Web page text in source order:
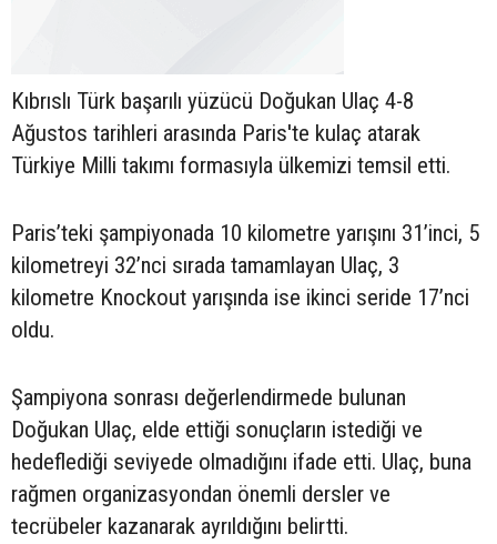
Kıbrıslı Türk başarılı yüzücü Doğukan Ulaç 4-8
Ağustos tarihleri arasında Paris'te kulaç atarak
Türkiye Milli takımı formasıyla ülkemizi temsil etti.
Paris’teki şampiyonada 10 kilometre yarışını 31’inci, 5
kilometreyi 32’nci sırada tamamlayan Ulaç, 3
kilometre Knockout yarışında ise ikinci seride 17’nci
oldu.
Şampiyona sonrası değerlendirmede bulunan
Doğukan Ulaç, elde ettiği sonuçların istediği ve
hedeflediği seviyede olmadığını ifade etti. Ulaç, buna
rağmen organizasyondan önemli dersler ve
tecrübeler kazanarak ayrıldığını belirtti.